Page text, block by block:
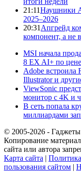
21:11Наушники
2025–2026
20:31 Апгрейд
компонент, а не
MSI начала
8 EX AI+ по
Adobe встроила
Illustrator и
ViewSonic
монитор с 4K и
В сеть попала
миллиардами
© 2005-2026 -
Копирование
сайта или автора
Карта сайта |
пользования сайтом |